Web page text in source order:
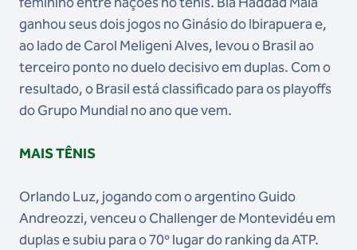
ganhou seus dois jogos no Ginásio do Ibirapuera e,
ao lado de Carol Meligeni Alves, levou o Brasil ao
terceiro ponto no duelo decisivo em duplas. Com o
resultado, o Brasil está classificado para os playoffs
do Grupo Mundial no ano que vem.
MAIS TÊNIS
Orlando Luz, jogando com o argentino Guido
Andreozzi, venceu o Challenger de Montevidéu em
duplas e subiu para o 70º lugar do ranking da ATP.